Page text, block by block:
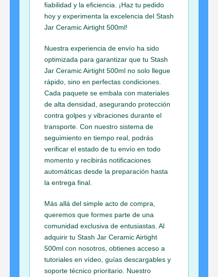
fiabilidad y la eficiencia. ¡Haz tu pedido
hoy y experimenta la excelencia del Stash
Jar Ceramic Airtight 500ml!
Nuestra experiencia de envío ha sido
optimizada para garantizar que tu Stash
Jar Ceramic Airtight 500ml no solo llegue
rápido, sino en perfectas condiciones.
Cada paquete se embala con materiales
de alta densidad, asegurando protección
contra golpes y vibraciones durante el
transporte. Con nuestro sistema de
seguimiento en tiempo real, podrás
verificar el estado de tu envío en todo
momento y recibirás notificaciones
automáticas desde la preparación hasta
la entrega final.
Más allá del simple acto de compra,
queremos que formes parte de una
comunidad exclusiva de entusiastas. Al
adquirir tu Stash Jar Ceramic Airtight
500ml con nosotros, obtienes acceso a
tutoriales en vídeo, guías descargables y
soporte técnico prioritario. Nuestro